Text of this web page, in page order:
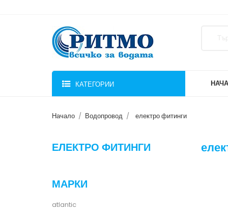
КАТЕГОРИИ
Начало Водопровод електро фитинги
ЕЛЕКТРО ФИТИНГИ
МАРКИ
atlantic